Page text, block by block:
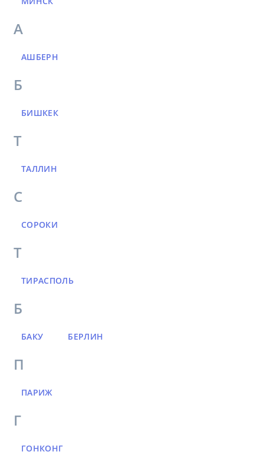
А
АШБЕРН
Б
БИШКЕК
Т
ТАЛЛИН
С
СОРОКИ
Т
ТИРАСПОЛЬ
Б
БАКУ БЕРЛИН
П
ПАРИЖ
Г
ГОНКОНГ